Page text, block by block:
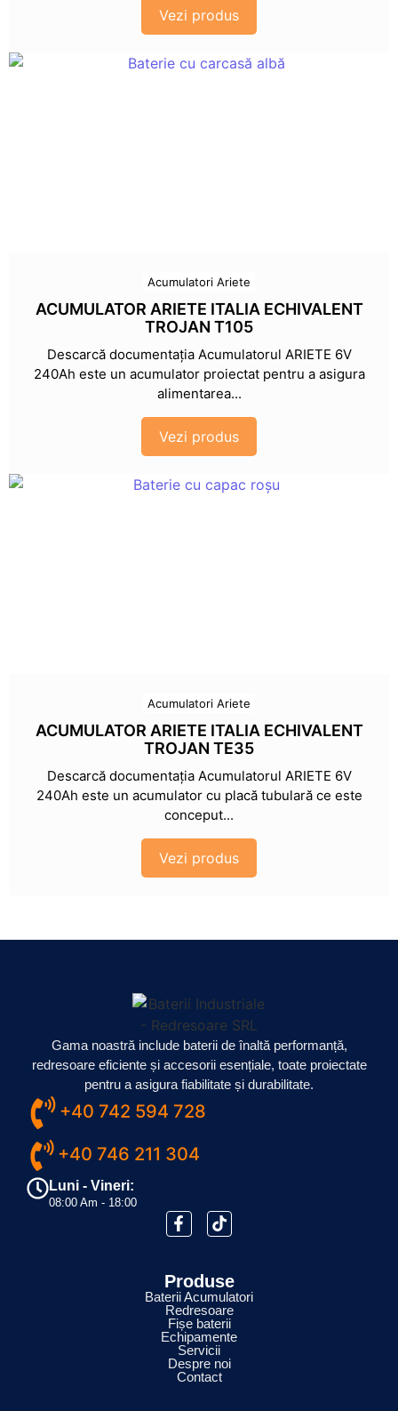
Vezi produs
Acumulatori Ariete
ACUMULATOR ARIETE ITALIA ECHIVALENT
TROJAN T105
Descarcă documentația Acumulatorul ARIETE 6V
240Ah este un acumulator proiectat pentru a asigura
alimentarea...
Vezi produs
Acumulatori Ariete
ACUMULATOR ARIETE ITALIA ECHIVALENT
TROJAN TE35
Descarcă documentația Acumulatorul ARIETE 6V
240Ah este un acumulator cu placă tubulară ce este
conceput...
Vezi produs
Gama noastră include baterii de înaltă performanță,
redresoare eficiente și accesorii esențiale, toate proiectate
pentru a asigura fiabilitate și durabilitate.
+40 742 594 728
+40 746 211 304
Luni - Vineri:
08:00 Am - 18:00
Produse
Baterii Acumulatori
Redresoare
Fișe baterii
Echipamente
Servicii
Despre noi
Contact